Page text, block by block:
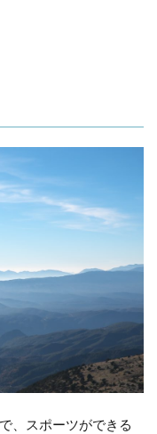
、スポーツができる